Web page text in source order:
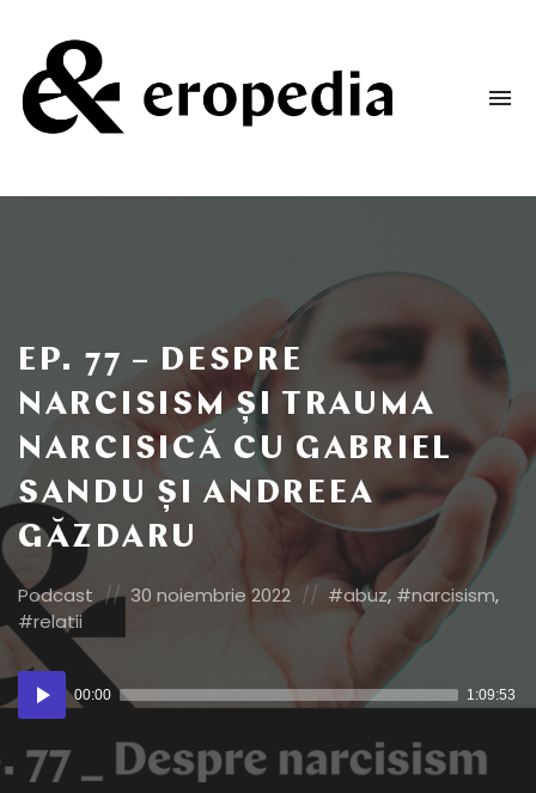
podcast
EP. 77 – DESPRE
NARCISISM ȘI TRAUMA
NARCISICĂ CU GABRIEL
SANDU ȘI ANDREEA
GĂZDARU
Posted
in:
Podcast
Posted
30 noiembrie 2022
Posted
abuz, narcisism,
relatii
Player
audio
00:00 1:09:53